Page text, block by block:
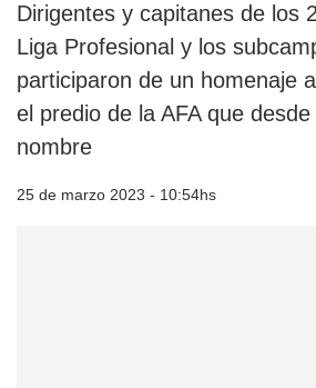
Dirigentes y capitanes de los
Liga Profesional y los
participaron de un homenaje
el predio de la AFA que
nombre
25 de marzo 2023 - 10:54hs